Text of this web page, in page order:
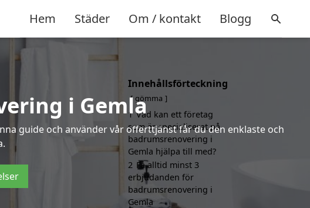
Hem Städer Om / kontakt Blogg
i Gemla
guide och använder vår offerttjänst får du den enklaste och
Innehållsförteckning
gömma
1 Vad kan ett företag
som är specialiserat på
badrumsrenovering i
Gemla hjälpa till med?
2 Få alltid minst 3
erbjudanden för
badrumsrenovering i
Gemla